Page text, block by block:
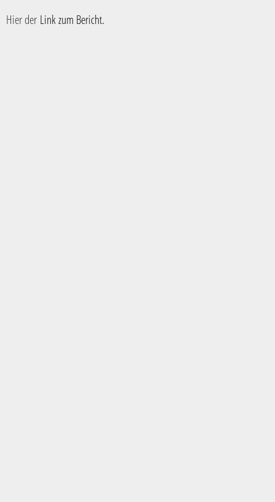
Hier der Link zum Bericht.